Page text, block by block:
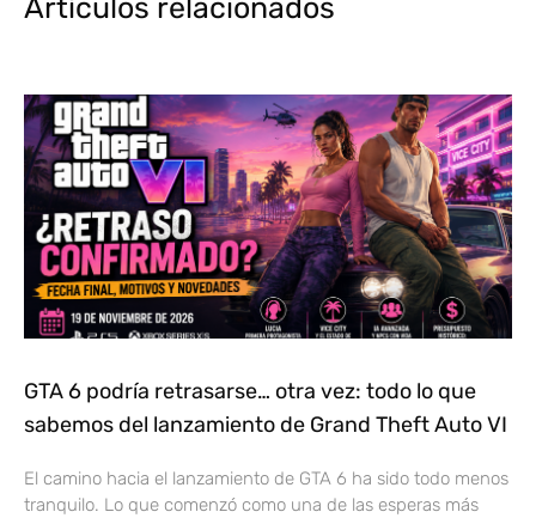
Artículos relacionados
GTA 6 podría retrasarse… otra vez: todo lo que
sabemos del lanzamiento de Grand Theft Auto VI
El camino hacia el lanzamiento de GTA 6 ha sido todo menos
tranquilo. Lo que comenzó como una de las esperas más